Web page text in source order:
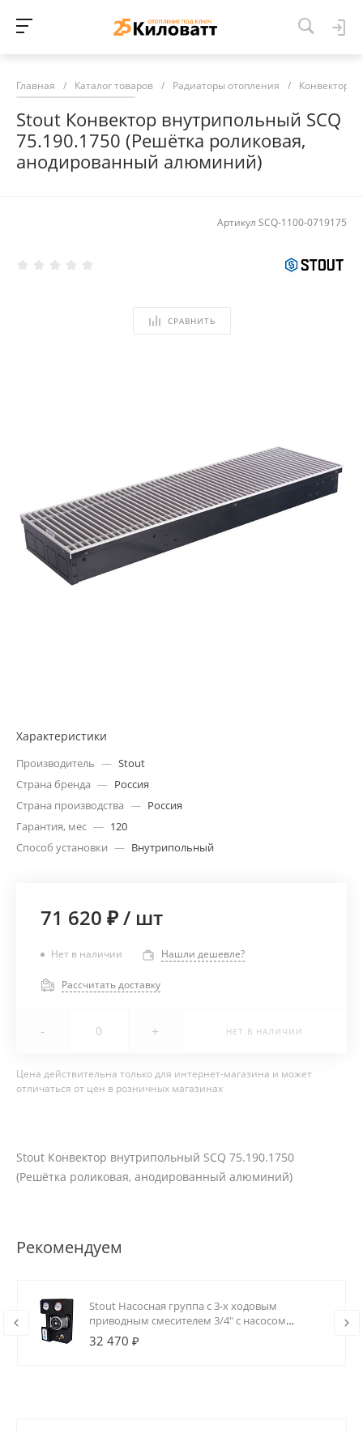
Главная / Каталог товаров / Радиаторы отопления / Конвекторы
Stout Конвектор внутрипольный SCQ
75.190.1750 (Решётка роликовая,
анодированный алюминий)
Артикул SCQ-1100-0719175
СРАВНИТЬ
Характеристики
Производитель — Stout
Страна бренда — Россия
Страна производства — Россия
Гарантия, мес — 120
Способ установки — Внутрипольный
71 620 ₽/ шт
Нет в наличии Нашли дешевле?
Рассчитать доставку
- + НЕТ В НАЛИЧИИ
Цена действительна только для интернет-магазина и может
отличаться от цен в розничных магазинах
Stout Конвектор внутрипольный SCQ 75.190.1750
(Решётка роликовая, анодированный алюминий)
Рекомендуем
Stout Насосная группа с 3-х ходовым
приводным смесителем 3/4" с насосом
Grundfos UPSO 15-65 130
32 470 ₽